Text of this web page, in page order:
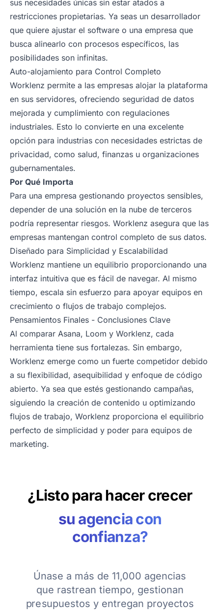
sus necesidades únicas sin estar atados a
restricciones propietarias. Ya seas un desarrollador
que quiere ajustar el software o una empresa que
busca alinearlo con procesos específicos, las
posibilidades son infinitas.
Auto-alojamiento para Control Completo
Worklenz permite a las empresas alojar la plataforma
en sus servidores, ofreciendo seguridad de datos
mejorada y cumplimiento con regulaciones
industriales. Esto lo convierte en una excelente
opción para industrias con necesidades estrictas de
privacidad, como salud, finanzas u organizaciones
gubernamentales.
Por Qué Importa
Para una empresa gestionando proyectos sensibles,
depender de una solución en la nube de terceros
podría representar riesgos. Worklenz asegura que las
empresas mantengan control completo de sus datos.
Diseñado para Simplicidad y Escalabilidad
Worklenz mantiene un equilibrio proporcionando una
interfaz intuitiva que es fácil de navegar. Al mismo
tiempo, escala sin esfuerzo para apoyar equipos en
crecimiento o flujos de trabajo complejos.
Pensamientos Finales - Conclusiones Clave
Al comparar Asana, Loom y Worklenz, cada
herramienta tiene sus fortalezas. Sin embargo,
Worklenz emerge como un fuerte competidor debido
a su flexibilidad, asequibilidad y enfoque de código
abierto. Ya sea que estés gestionando campañas,
siguiendo la creación de contenido u optimizando
flujos de trabajo, Worklenz proporciona el equilibrio
perfecto de simplicidad y poder para equipos de
marketing.
¿Listo para hacer crecer
su agencia con
confianza?
Únase a más de 11,000 agencias
que rastrean tiempo, gestionan
presupuestos y entregan proyectos